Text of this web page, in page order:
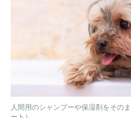
人間用のシャンプーや保湿剤をその